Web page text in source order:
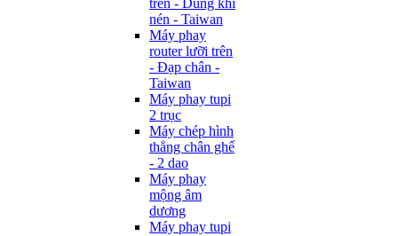
trên - Dùng khí
nén - Taiwan
Máy phay
router lưỡi trên
- Đạp chân -
Taiwan
Máy phay tupi
2 trục
Máy chép hình
thẳng chân ghế
- 2 dao
Máy phay
mộng âm
dương
Máy phay tupi